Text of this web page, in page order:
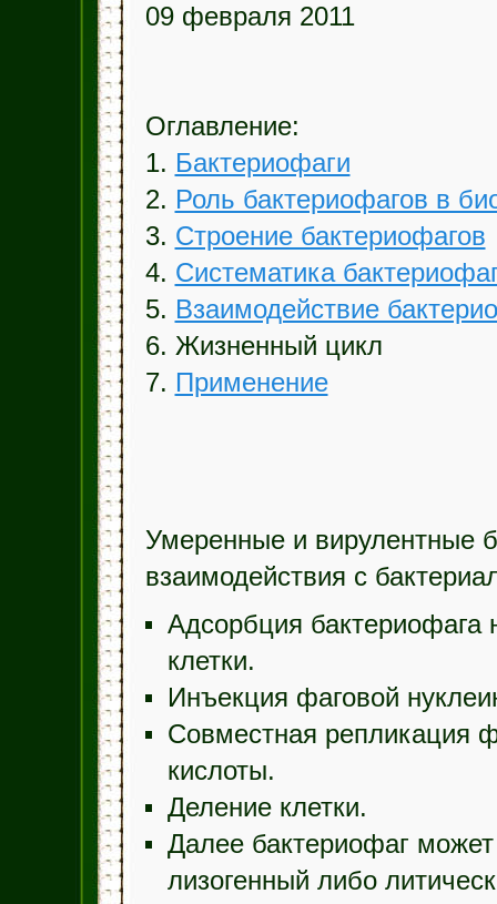
09 февраля 2011
Оглавление:
1. Бактериофаги
2. Роль бактериофагов в
3. Строение бактериофагов
4. Систематика
5. Взаимодействие
6. Жизненный цикл
7. Применение
Умеренные и вирулентные
взаимодействия с
Адсорбция бактериофага
клетки.
Инъекция фаговой
Совместная репликация
кислоты.
Деление клетки.
Далее бактериофаг
лизогенный либо